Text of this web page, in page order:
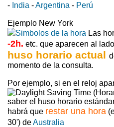
- India -Argentina - Perú
Ejemplo New York
Las
-2h. etc. que aparecen al
huso horario actual
momento de la consulta.
Por ejemplo, si en el reloj
saber el huso horario
habrá que restar una hora
30') deAustralia